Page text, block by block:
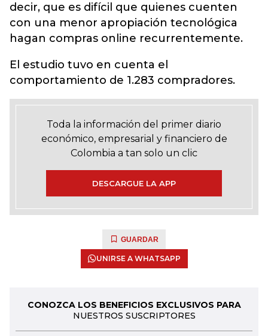
decir, que es difícil que quienes cuenten
con una menor apropiación tecnológica
hagan compras online recurrentemente.
El estudio tuvo en cuenta el
comportamiento de 1.283 compradores.
Toda la información del primer diario
económico, empresarial y financiero de
Colombia a tan solo un clic
DESCARGUE LA APP
GUARDAR
UNIRSE A WHATSAPP
CONOZCA LOS BENEFICIOS EXCLUSIVOS PARA
NUESTROS SUSCRIPTORES